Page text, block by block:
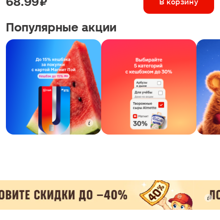
Популярные акции